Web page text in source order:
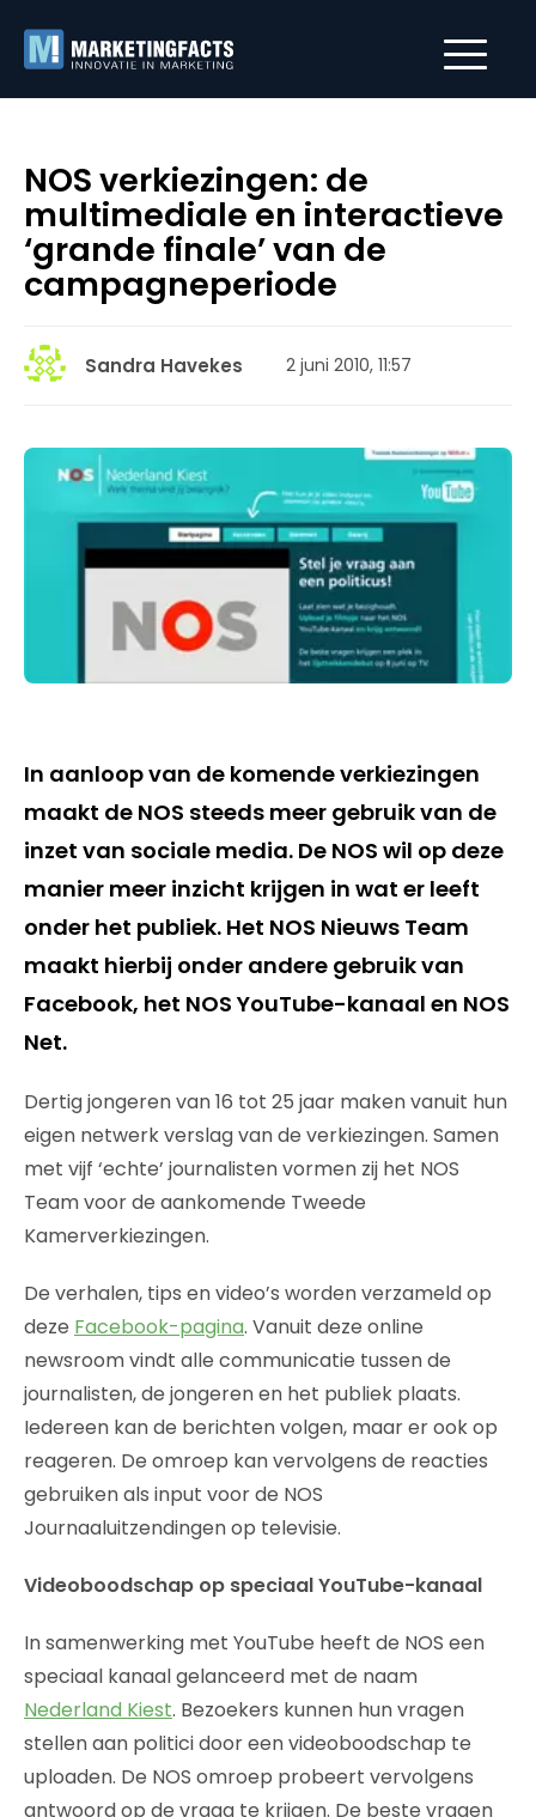
NOS verkiezingen: de
multimediale en interactieve
‘grande finale’ van de
campagneperiode
Sandra Havekes 2 juni 2010, 11:57
In aanloop van de komende verkiezingen
maakt de NOS steeds meer gebruik van de
inzet van sociale media. De NOS wil op deze
manier meer inzicht krijgen in wat er leeft
onder het publiek. Het NOS Nieuws Team
maakt hierbij onder andere gebruik van
Facebook, het NOS YouTube-kanaal en NOS
Net.
Dertig jongeren van 16 tot 25 jaar maken vanuit hun
eigen netwerk verslag van de verkiezingen. Samen
met vijf ‘echte’ journalisten vormen zij het NOS
Team voor de aankomende Tweede
Kamerverkiezingen.
De verhalen, tips en video’s worden verzameld op
deze Facebook-pagina. Vanuit deze online
newsroom vindt alle communicatie tussen de
journalisten, de jongeren en het publiek plaats.
Iedereen kan de berichten volgen, maar er ook op
reageren. De omroep kan vervolgens de reacties
gebruiken als input voor de NOS
Journaaluitzendingen op televisie.
Videoboodschap op speciaal YouTube-kanaal
In samenwerking met YouTube heeft de NOS een
speciaal kanaal gelanceerd met de naam
Nederland Kiest. Bezoekers kunnen hun vragen
stellen aan politici door een videoboodschap te
uploaden. De NOS omroep probeert vervolgens
antwoord op de vraag te krijgen. De beste vragen